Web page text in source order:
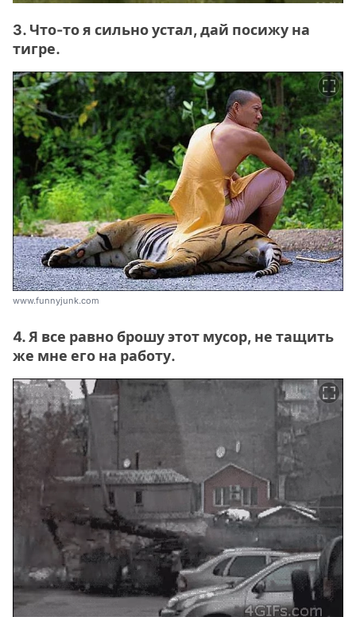
3. Что-то я сильно устал, дай посижу на
тигре.
www.funnyjunk.com
4. Я все равно брошу этот мусор, не тащить
же мне его на работу.